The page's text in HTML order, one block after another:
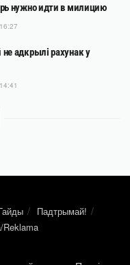
нужно идти в милицию
адкрылі рахунак у
Падтрымай!